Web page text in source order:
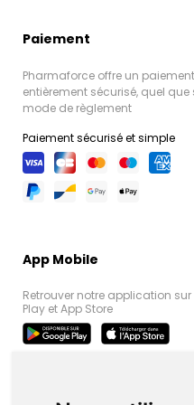
Paiement
Pharmaforce offre un paiement
entièrement sécurisé, quel que
mode de règlement
Paiement sécurisé et simple
App Mobile
Retrouver notre application
Play et App Store